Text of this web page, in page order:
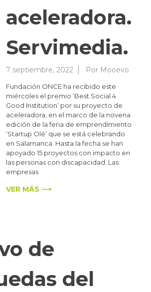
aceleradora.
Servimedia.
7 septiembre, 2022 Por Mooevo
Fundación ONCE ha recibido este
miércoles el premio ‘Best Social 4
Good Institution’ por su proyecto de
aceleradora, en el marco de la novena
edición de la feria de emprendimiento
‘Startup Olé’ que se está celebrando
en Salamanca. Hasta la fecha se han
apoyado 15 proyectos con impacto en
las personas con discapacidad. Las
empresas
VER MÁS ⟶
de
del